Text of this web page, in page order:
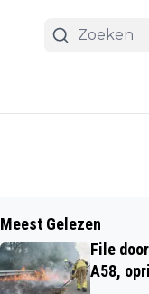
Meest Gelezen
File
A58,